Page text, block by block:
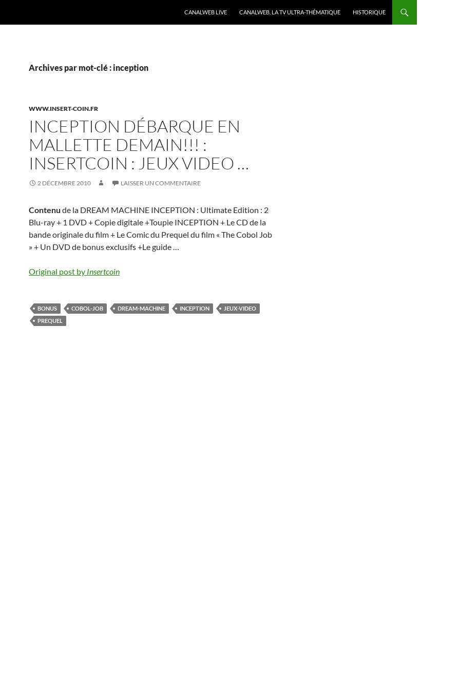
CANALWEB LIVE CANALWEB, LA TV ULTRA-THÉMATIQUE HISTORIQUE
Archives par mot-clé : inception
WWW.INSERT-COIN.FR
INCEPTION DÉBARQUE EN
MALLETTE DEMAIN!!! :
INSERTCOIN : JEUX VIDEO …
2 DÉCEMBRE 2010 LAISSER UN COMMENTAIRE
Contenu de la DREAM MACHINE INCEPTION : Ultimate Edition : 2
Blu-ray + 1 DVD + Copie digitale +Toupie INCEPTION + Le CD de la
bande originale du film + Le Comic du Prequel du film « The Cobol Job
» + Un DVD de bonus exclusifs +Le guide …
Original post by Insertcoin
BONUS COBOL-JOB DREAM-MACHINE INCEPTION
JEUX-VIDEO
PREQUEL